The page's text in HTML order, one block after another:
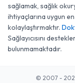
sağlamak, sağlık
ihtiyaçlarına uygun
kolaylaştırmaktır.
Sağlayıcısını
bulunmamaktadır.
© 2007 -